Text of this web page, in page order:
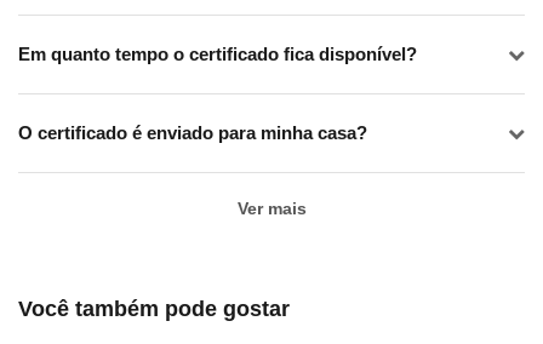
Em quanto tempo o certificado fica disponível?
O certificado é enviado para minha casa?
Ver mais
Você também pode gostar